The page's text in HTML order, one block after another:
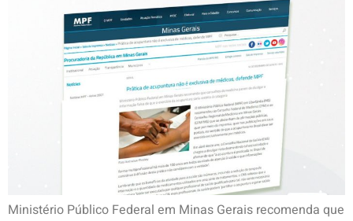
Ministério Público Federal em Minas Gerais recomenda que